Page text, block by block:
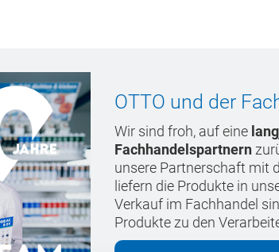
OTTO und der
Wir sind froh, auf eine
Fachhandelspartnern
unsere Partnerschaft mit
liefern die Produkte in
Verkauf im Fachhandel
Produkte zu den